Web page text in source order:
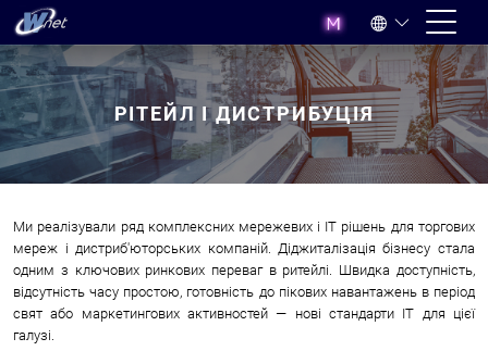
РІТЕЙЛ І ДИСТРИБУЦІЯ
Ми реалізували ряд комплексних мережевих і IT рішень для торгових
мереж і дистриб'юторських компаній. Діджиталізація бізнесу стала
одним з ключових ринкових переваг в ритейлі. Швидка доступність,
відсутність часу простою, готовність до пікових навантажень в період
свят або маркетингових активностей — нові стандарти IT для цієї
галузі.